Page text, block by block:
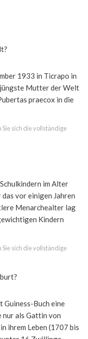
1933 in Ticrapo in
Mutter der Welt
praecox in die
Sie sich die vollständige
im Alter
das vor einigen Jahren
Menarchealter lag
Kindern
Sie sich die vollständige
Guiness-Buch eine
nur als Gattin von
ihrem Leben (1707 bis